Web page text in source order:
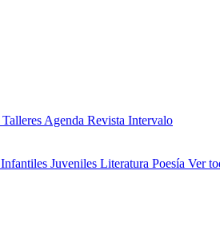
Talleres Agenda Revista Intervalo
Infantiles Juveniles Literatura Poesía Ver